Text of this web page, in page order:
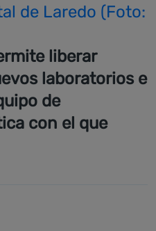
de Laredo (Foto:
liberar
laboratorios e
de
con el que